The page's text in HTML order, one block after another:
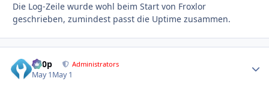
Die Log-Zeile wurde wohl beim Start von Froxlor
geschrieben, zumindest passt die Uptime zusammen.
d00p Administrators
May 1May 1